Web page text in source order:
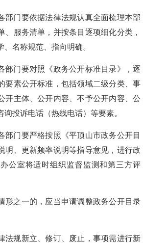
门要依据法律法规认真全面梳理本部
、服务清单，并按条目逐项细化分类，
名称规范、指向明确。
门要对照《政务公开标准目录》，逐
要素公开标准，包括领域二级分类、事
开主体、公开内容、不予公开内容、公
投诉电话（热线电话）等要素。
门要严格按照《平顶山市政务公开目
明、更新频率说明等指导意见，进行政
公室将适时组织监督监测和第三方评
之一的，应当申请调整政务公开目录
法规新立、修订、废止，事项需进行新